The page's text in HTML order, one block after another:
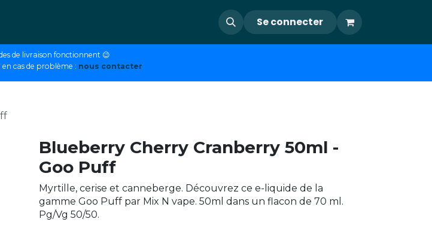
Se connecter
de livraison fonctionnent 😉
cas de problème : nous contacter
Blueberry Cherry Cranberry 50ml -
Goo Puff
Myrtille, cerise et canneberge. Découvrez ce e-liquide de la
gamme Goo Puff par Mix N vape. 50ml dans un flacon de 70 ml.
Pg/Vg 50/50.